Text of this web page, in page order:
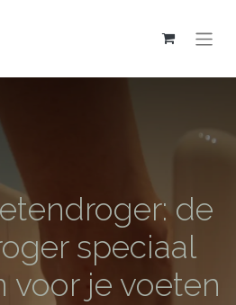
de
speciaal
voor je voeten